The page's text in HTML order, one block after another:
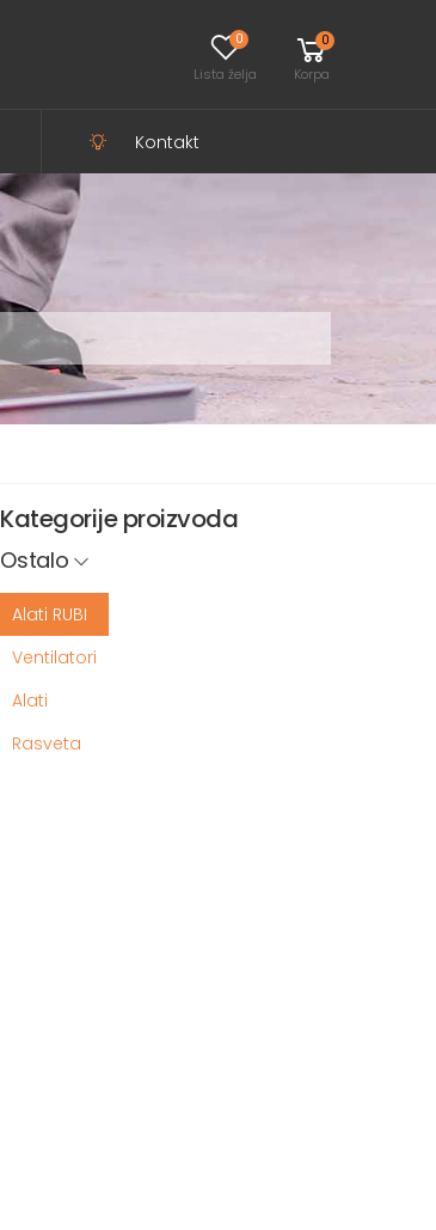
0
Lista želja
0
Korpa
Kontakt
Kategorije proizvoda
Ostalo
Alati RUBI
Ventilatori
Alati
Rasveta